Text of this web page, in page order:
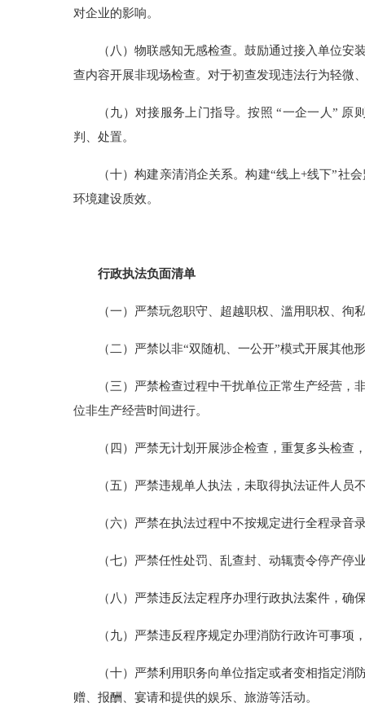
对企业的影响。
（八）物联感知无感检查。鼓励通过接入单位
查内容开展非现场检查。对于初查发现违法行为轻微
（九）对接服务上门指导。按照 “一企一人”
判、处置。
（十）构建亲清消企关系。构建“线上+线下”社
环境建设质效。
行政执法负面清单
（一）严禁玩忽职守、超越职权、滥用职权、
（二）严禁以非“双随机、一公开”模式开展其
（三）严禁检查过程中干扰单位正常生产经营
位非生产经营时间进行。
（四）严禁无计划开展涉企检查，重复多头检
（五）严禁违规单人执法，未取得执法证件人
（六）严禁在执法过程中不按规定进行全程录
（七）严禁任性处罚、乱查封、动辄责令停产
（八）严禁违反法定程序办理行政执法案件，
（九）严禁违反程序规定办理消防行政许可事
（十）严禁利用职务向单位指定或者变相指定
赠、报酬、宴请和提供的娱乐、旅游等活动。